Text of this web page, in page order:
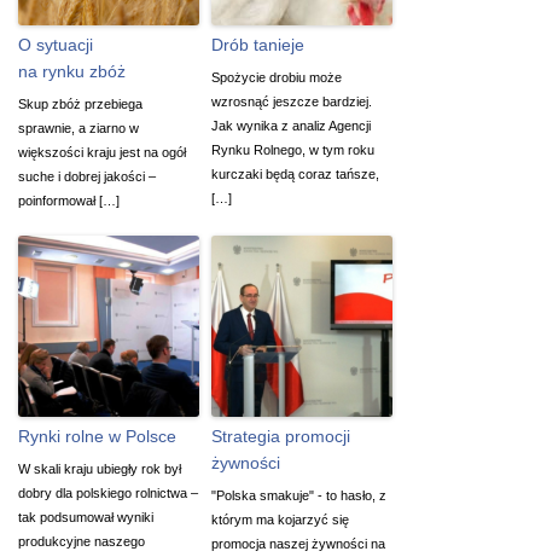
O sytuacji
na rynku zbóż
Skup zbóż przebiega
sprawnie, a ziarno w
większości kraju jest na ogół
suche i dobrej jakości –
poinformował […]
Drób tanieje
Spożycie drobiu może
wzrosnąć jeszcze bardziej.
Jak wynika z analiz Agencji
Rynku Rolnego, w tym roku
kurczaki będą coraz tańsze,
[…]
Rynki rolne w Polsce
W skali kraju ubiegły rok był
dobry dla polskiego rolnictwa –
tak podsumował wyniki
produkcyjne naszego
Strategia promocji
żywności
"Polska smakuje" - to hasło, z
którym ma kojarzyć się
promocja naszej żywności na